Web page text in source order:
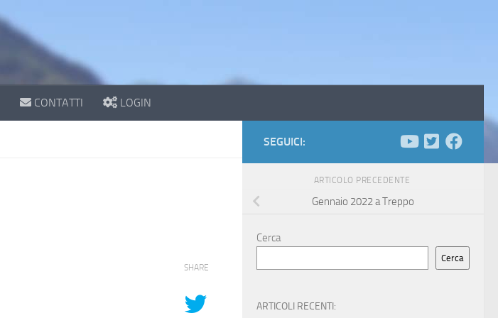
CONTATTI LOGIN
SHARE
SEGUICI:
ARTICOLO PRECEDENTE
Gennaio 2022 a Treppo
Cerca
Cerca
ARTICOLI RECENTI: